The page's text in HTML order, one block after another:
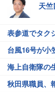
天
表参道でタク
台風16号が小
海上自衛隊の
秋田県職員、